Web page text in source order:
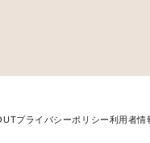
プライバシーポリシー利用者情